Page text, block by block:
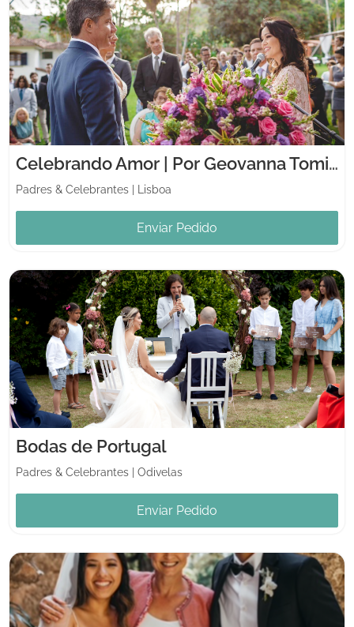
Celebrando Amor | Por Geovanna Tominaga
Padres & Celebrantes Lisboa
Enviar Pedido
Bodas de Portugal
Padres & Celebrantes Odivelas
Enviar Pedido